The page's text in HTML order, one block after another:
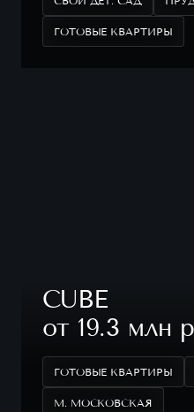
ГОТОВЫЕ КВАРТИРЫ
CUBE
от 19.3 млн
ГОТОВЫЕ КВАРТИРЫ
М. МОСКОВСКАЯ